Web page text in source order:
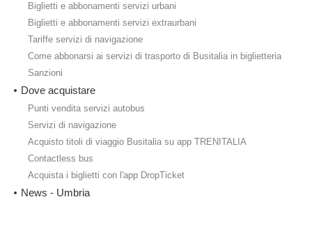
Biglietti e abbonamenti servizi urbani
Biglietti e abbonamenti servizi extraurbani
Tariffe servizi di navigazione
Come abbonarsi ai servizi di trasporto di Busitalia in biglietteria
Sanzioni
Dove acquistare
Punti vendita servizi autobus
Servizi di navigazione
Acquisto titoli di viaggio Busitalia su app TRENITALIA
Contactless bus
Acquista i biglietti con l'app DropTicket
News - Umbria